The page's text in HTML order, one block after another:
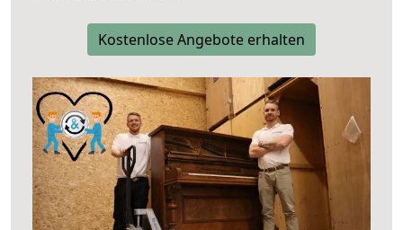
Kostenlose Angebote erhalten